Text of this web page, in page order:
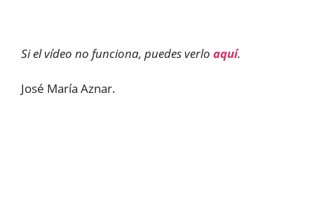
Si el vídeo no funciona, puedes verlo aquí.
José María Aznar.